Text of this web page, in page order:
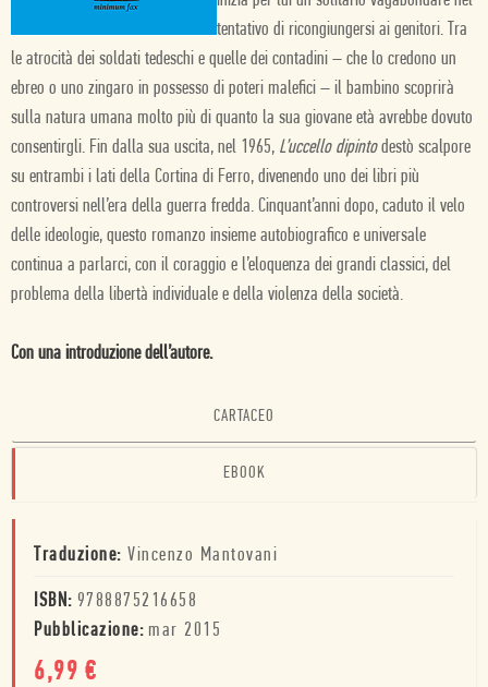
tentativo di ricongiungersi ai genitori. Tra
le atrocità dei soldati tedeschi e quelle dei contadini – che lo credono un
ebreo o uno zingaro in possesso di poteri malefici – il bambino scoprirà
sulla natura umana molto più di quanto la sua giovane età avrebbe dovuto
consentirgli. Fin dalla sua uscita, nel 1965, L’uccello dipintodestò scalpore
su entrambi i lati della Cortina di Ferro, divenendo uno dei libri più
controversi nell’era della guerra fredda. Cinquant’anni dopo, caduto il velo
delle ideologie, questo romanzo insieme autobiografico e universale
continua a parlarci, con il coraggio e l’eloquenza dei grandi classici, del
problema della libertà individuale e della violenza della società.
Con una introduzione dell’autore.
CARTACEO
EBOOK
Traduzione: Vincenzo Mantovani
ISBN: 9788875216658
Pubblicazione: mar 2015
6,99 €